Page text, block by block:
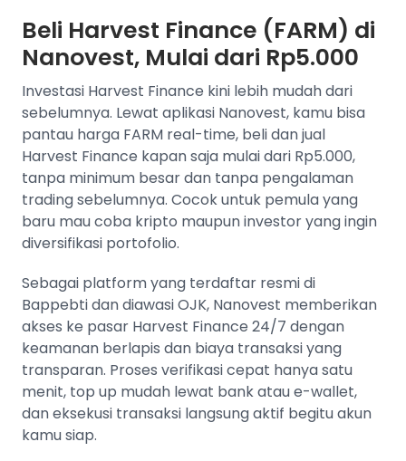
Beli Harvest Finance (FARM) di
Nanovest, Mulai dari Rp5.000
Investasi Harvest Finance kini lebih mudah dari
sebelumnya. Lewat aplikasi Nanovest, kamu bisa
pantau harga FARM real-time, beli dan jual
Harvest Finance kapan saja mulai dari Rp5.000,
tanpa minimum besar dan tanpa pengalaman
trading sebelumnya. Cocok untuk pemula yang
baru mau coba kripto maupun investor yang ingin
diversifikasi portofolio.
Sebagai platform yang terdaftar resmi di
Bappebti dan diawasi OJK, Nanovest memberikan
akses ke pasar Harvest Finance 24/7 dengan
keamanan berlapis dan biaya transaksi yang
transparan. Proses verifikasi cepat hanya satu
menit, top up mudah lewat bank atau e-wallet,
dan eksekusi transaksi langsung aktif begitu akun
kamu siap.